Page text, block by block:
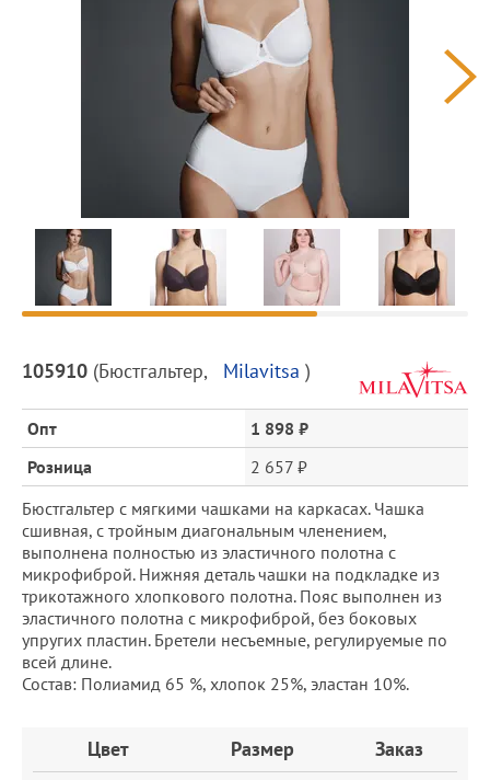
Предпросмотр
фотографий
Описание
товара
и
цена
105910 (Бюстгальтер, Milavitsa )
Опт
1 898 ₽
Розница
2 657 ₽
Бюстгальтер с мягкими чашками на каркасах. Чашка
сшивная, с тройным диагональным членением,
выполнена полностью из эластичного полотна с
микрофиброй. Нижняя деталь чашки на подкладке из
трикотажного хлопкового полотна. Пояс выполнен из
эластичного полотна с микрофиброй, без боковых
упругих пластин. Бретели несъемные, регулируемые по
всей длине.
Состав: Полиамид 65 %, хлопок 25%, эластан 10%.
ЗаказЦвет Размер Заказ